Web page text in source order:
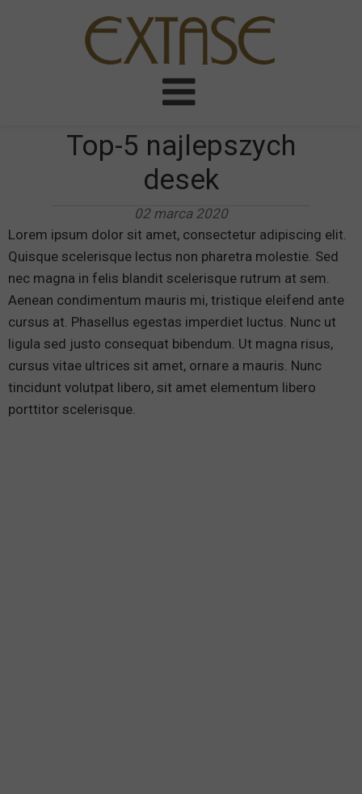
02 marca 2020
Top-5 najlepszych
desek
Lorem ipsum dolor sit amet, consectetur adipiscing elit.
Quisque scelerisque lectus non pharetra molestie. Sed
nec magna in felis blandit scelerisque rutrum at sem.
Aenean condimentum mauris mi, tristique eleifend ante
cursus at. Phasellus egestas imperdiet luctus. Nunc ut
ligula sed justo consequat bibendum. Ut magna risus,
cursus vitae ultrices sit amet, ornare a mauris. Nunc
tincidunt volutpat libero, sit amet elementum libero
porttitor scelerisque.